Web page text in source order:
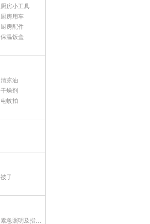
厨房小工具
厨房用车
厨房配件
保温饭盒
清凉油
干燥剂
电蚊拍
被子
紧急照明及指示灯